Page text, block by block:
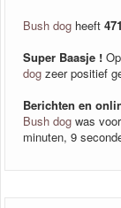
Bush dog heeft
Super Baasje !
dog zeer positief
Berichten en
Bush dog was
minuten, 9